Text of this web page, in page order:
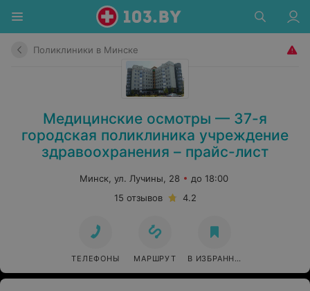
Поликлиники в Минске
Медицинские осмотры — 37-я
городская поликлиника учреждение
здравоохранения – прайс-лист
Минск, ул. Лучины, 28
до 18:00
15 отзывов
4.2
ТЕЛЕФОНЫ МАРШРУТ В ИЗБРАННОЕ